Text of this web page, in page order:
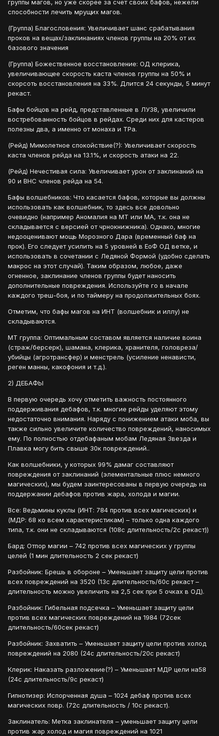
группы магов, но уже скорее за счет своих бафов, нежели
способности лечить мрущих магов.
(Группа) Благословения: Увеличивает шанс срабатывания
проков на вещах/заклинаниях членов группы на 20% от их
базового значения
(Группа) Божественное восстановление: ОД клерика,
увеличивающее скорость каста членов группы на 50% и
скорсоть восстановления на 33%. Длится 24 секунды, 5 минут
рекаст.
Бафы бойцов на рейд, представленные в ЛУ38, увеличили
востребованность бойцов в рейдах. Среди них для кастеров
полезны два, а именно от монаха и ТРа.
(Рейд) Мимолетное спокойствие(?): Увеличивает скорость
каста членов рейда на 13.1%, и скорость атаки на 22.
(Рейд) Нечестивая сила: Увеличивает урон от заклинаний на
90 и ВНС членов рейда на 54.
Бафы волшебников: Что касается бафов, которые вы должны
использовать как волшебник, то здесь все довольно
очевидно (например Аномалия на МТ или МА, т.к. она не
складывается с версией от чрнокнижника). Однако, многие
недооценивают мощь Морозного Дара (временный баф на
прок). Его следует усилить на 5 уровней в ЕоФ ОД ветке, и
использовать в сочетании с Ледяной Формой (удобно сделать
макрос на этот случай). Таким образом, любое, даже
огненное, заклинание членов группы будет наносить
дополнительные повреждения. Используйте го в начале
каждого треш-боя, и по таймеру на продолжительных боях.
Отметим, что бафы магов на ИНТ (волшебник и иллу) не
складываются.
МТ группа: Оптимальным составом является наличие воина
(страж/берсерк), шамана, клерика, хранителя, головреза/
убийцы (агротрансфер) и менстрель (усиление ненависти,
реген манны, какофония и т.д.).
2) ДЕБАФЫ
В первую очередь хочу отметить важность постоянного
поддерживания дебафов, т.к. многие рейды уделяют этому
недостаточно внимания. Наряду с понижением атаки моба, вы
также сильно увеличите количество повреждений, наносимых
ему. По полностью отдебафаным мобам Ледяная Звезда и
Плавка могу бить свыше 30к повреждений..
Как волшебники, у которых 99% дамаг составляют
повреждения от заклинаний (элементальные плюс немного
магических), мы будем заинтересованы в первую очередь на
поддержании дебафов против жара, холода и магии.
Все: Ведьмины куклы (ИНТ: 784 против всех магических) и
(МДР: 68 ко всем характеристикам) – только одна каждого
типа, т.к. они не складываются (108с длительность/2с рекаст))
Бард: Отпор магии – 742 против всех магических у группы
целей (1 мин длительность 2 сек рекаст)
Разбойник: Брешь в обороне – Уменьшает защиту цели против
всех повреждений на 3520 (13с длительность/60с рекаст –
длительность можно увеличить на 2,5 сек при 5 очках в ОД).
Разбойник: Гибельная подсечка – Уменьшает защиту цели
против всех магических повреждений на 1984 (72сек
длительность/60сек рекаст)
Разбойник: Захватить – Уменьшает защиту цели против холод
повреждений на 2080 (24с длительность/20с рекаст)
Клерик: Наказать разложение(?) – Уменьшает МДР цели на58
(24с длительность/9с рекаст)
Гипнотизер: Испорченная душа – 1024 дебаф против всех
магических повр. (72с длительность / 10с рекаст).
Заклинатель: Метка заклинателя – уменьшает защиту цели
против жар холод и магия повреждений на 1021